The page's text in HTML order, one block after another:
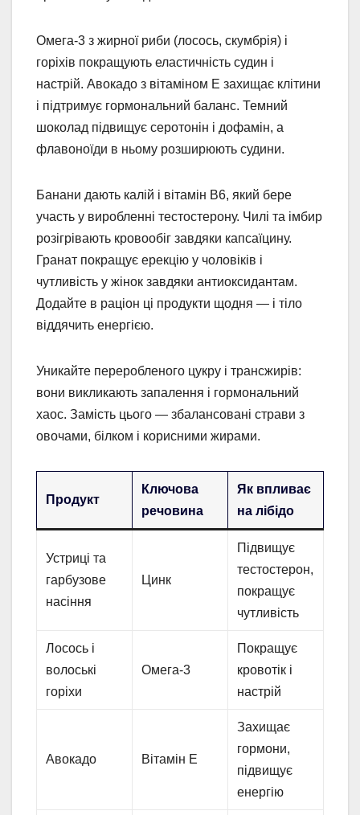
Омега-3 з жирної риби (лосось, скумбрія) і
горіхів покращують еластичність судин і
настрій. Авокадо з вітаміном Е захищає клітини
і підтримує гормональний баланс. Темний
шоколад підвищує серотонін і дофамін, а
флавоноїди в ньому розширюють судини.
Банани дають калій і вітамін B6, який бере
участь у виробленні тестостерону. Чилі та імбир
розігрівають кровообіг завдяки капсаїцину.
Гранат покращує ерекцію у чоловіків і
чутливість у жінок завдяки антиоксидантам.
Додайте в раціон ці продукти щодня — і тіло
віддячить енергією.
Уникайте переробленого цукру і трансжирів:
вони викликають запалення і гормональний
хаос. Замість цього — збалансовані страви з
овочами, білком і корисними жирами.
Продукт
Ключова
речовина
Як впливає
на лібідо
Устриці та
гарбузове
насіння
Цинк
Підвищує
тестостерон,
покращує
чутливість
Лосось і
волоські
горіхи
Омега-3
Покращує
кровотік і
настрій
Авокадо Вітамін E
Захищає
гормони,
підвищує
енергію